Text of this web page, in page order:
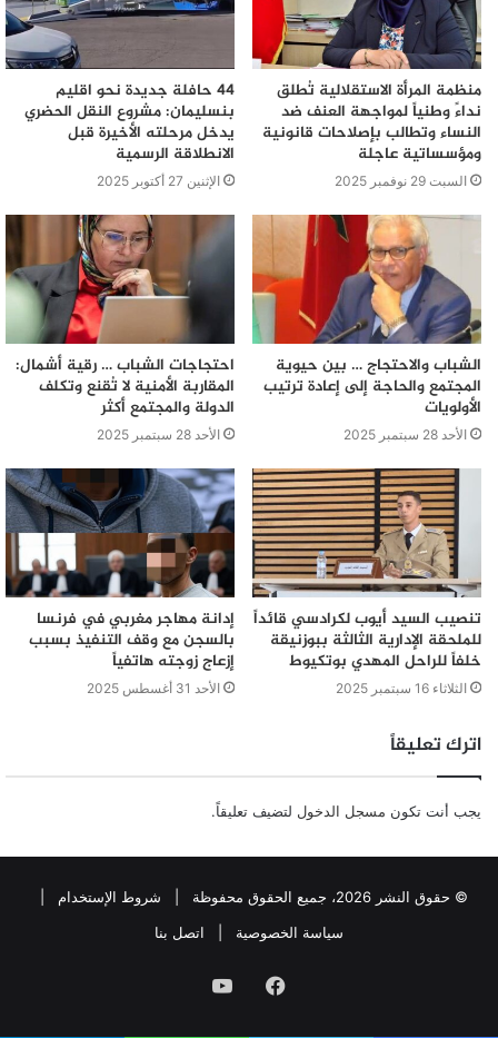
منظمة المرأة الاستقلالية تُطلق
نداءً وطنياً لمواجهة العنف ضد
النساء وتطالب بإصلاحات قانونية
ومؤسساتية عاجلة
السبت 29 نوفمبر 2025
44 حافلة جديدة نحو اقليم
بنسليمان: مشروع النقل الحضري
يدخل مرحلته الأخيرة قبل
الانطلاقة الرسمية
الإثنين 27 أكتوبر 2025
الشباب والاحتجاج … بين حيوية
المجتمع والحاجة إلى إعادة ترتيب
الأولويات
الأحد 28 سبتمبر 2025
احتجاجات الشباب … رقية أشمال:
المقاربة الأمنية لا تُقنع وتكلف
الدولة والمجتمع أكثر
الأحد 28 سبتمبر 2025
تنصيب السيد أيوب لكرادسي قائداً
للملحقة الإدارية الثالثة ببوزنيقة
خلفاً للراحل المهدي بوتكيوط
الثلاثاء 16 سبتمبر 2025
إدانة مهاجر مغربي في فرنسا
بالسجن مع وقف التنفيذ بسبب
إزعاج زوجته هاتفياً
الأحد 31 أغسطس 2025
اترك تعليقاً
يجب أنت تكون مسجل الدخول لتضيف تعليقاً.
© حقوق النشر 2026، جميع الحقوق محفوظة | شروط الإستخدام
سياسة الخصوصية
اتصل بنا
فيسبوكيوتيوب